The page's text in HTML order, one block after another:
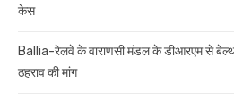
केस
Ballia-रेलवे के वाराणसी मंडल के डीआरएम से
ठहराव की मांग